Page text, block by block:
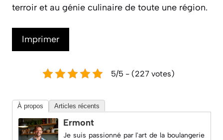
terroir et au génie culinaire de toute une région.
Imprimer
5/5 - (227 votes)
À propos Articles récents
Ermont
Je suis passionné par l'art de la boulangerie